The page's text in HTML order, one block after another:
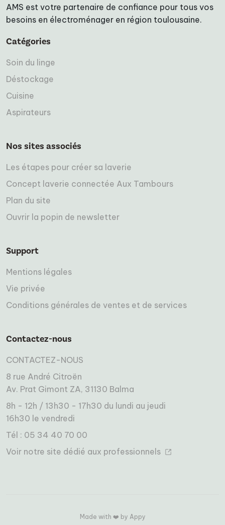
AMS est votre partenaire de confiance pour tous vos
besoins en électroménager en région toulousaine.
Catégories
Soin du linge
Déstockage
Cuisine
Aspirateurs
Nos sites associés
Les étapes pour créer sa laverie
Concept laverie connectée Aux Tambours
Plan du site
Ouvrir la popin de newsletter
Support
Mentions légales
Vie privée
Conditions générales de ventes et de services
Contactez-nous
CONTACTEZ-NOUS
8 rue André Citroën
Av. Prat Gimont ZA, 31130 Balma
8h - 12h / 13h30 - 17h30 du lundi au jeudi
16h30 le vendredi
Tél : 05 34 40 70 00
Voir notre site dédié aux professionnels
Made with ❤️ by Appy